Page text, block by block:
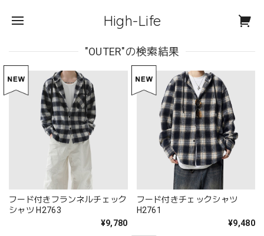
High-Life
"OUTER"の検索結果
フード付きフランネルチェック
シャツ H2763
¥9,780
フード付きチェックシャツ
H2761
¥9,480